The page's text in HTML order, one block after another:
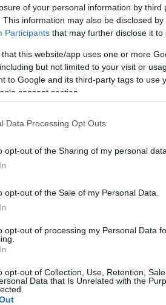
of your personal information by third
This information may also be disclosed
Participants that may further disclose it to
that this website/app uses one or more
but not limited to your visit or
to Google and its third-party tags to use
consent section.
Data Processing Opt Outs
opt-out of the Sharing of my personal data.
opt-out of the Sale of my Personal Data.
opt-out of processing my Personal Data
opt-out of Collection, Use, Retention,
Data that Is Unrelated with the
κάθε σχέσης!
φέτος;